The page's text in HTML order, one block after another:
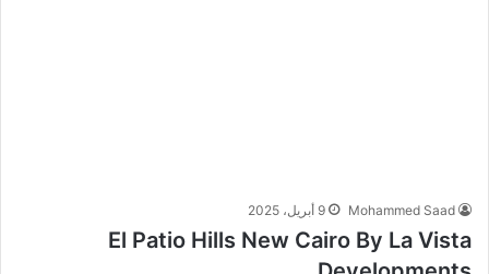
Mohammed Saad 9 أبريل، 2025
El Patio Hills New Cairo By La Vista